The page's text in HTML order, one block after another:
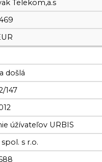
Telekom,a.s
došlá
147
úžívateľov URBIS
s r.o.